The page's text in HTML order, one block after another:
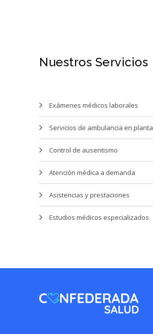
Nuestros Servicios
Exámenes médicos laborales
Servicios de ambulancia en planta
Control de ausentismo
Atención médica a demanda
Asistencias y prestaciones
Estudios médicos especializados